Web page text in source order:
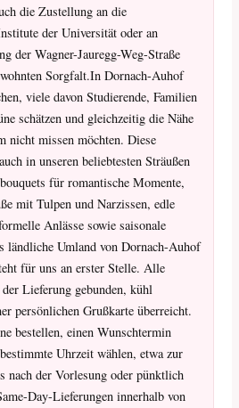
die Zustellung an die
der Universität oder an
der Wagner-Jauregg-Weg-Straße
Sorgfalt.In Dornach-Auhof
viele davon Studierende, Familien
schätzen und gleichzeitig die Nähe
nicht missen möchten. Diese
in unseren beliebtesten Sträußen
für romantische Momente,
mit Tulpen und Narzissen, edle
Anlässe sowie saisonale
ländliche Umland von Dornach-Auhof
für uns an erster Stelle. Alle
Lieferung gebunden, kühl
persönlichen Grußkarte überreicht.
bestellen, einen Wunschtermin
Uhrzeit wählen, etwa zur
nach der Vorlesung oder pünktlich
Day-Lieferungen innerhalb von